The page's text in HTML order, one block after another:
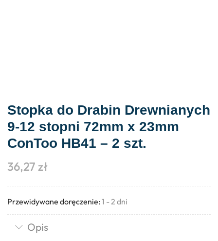
Stopka do Drabin Drewnianych
9-12 stopni 72mm x 23mm
ConToo HB41 – 2 szt.
36,27 zł
Przewidywane doręczenie: 1 - 2 dni
Opis